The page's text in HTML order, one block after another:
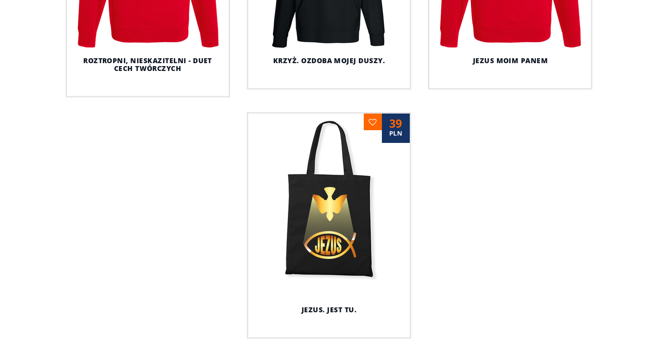
ROZTROPNI, NIESKAZITELNI - DUET
CECH TWÓRCZYCH
KRZYŻ. OZDOBA MOJEJ DUSZY. JEZUS MOIM PANEM
39
PLN
JEZUS. JEST TU.